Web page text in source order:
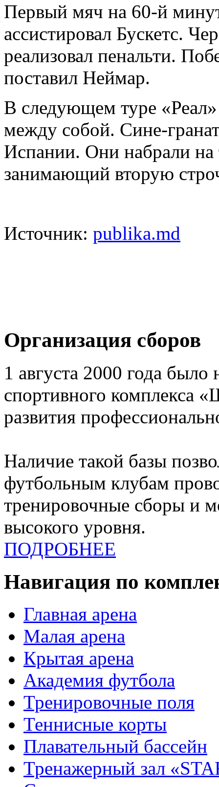
Первый мяч на 60-й
ассистировал Бускетс.
реализовал пенальти.
поставил Неймар.
В следующем туре «Реал»
между собой. Сине-
Испании. Они набрали на
занимающий вторую
Источник: publika.md
Организация сборов
1 августа 2000 года было
спортивного комплекса
развития
Наличие такой базы
футбольным клубам
тренировочные сборы и
высокого уровня.
ПОДРОБНЕЕ
Навигация по
Главная арена
Малая арена
Крытая арена
Академия футбола
Тренировочные поля
Теннисные корты
Плавательный бассейн
Тренажерный зал